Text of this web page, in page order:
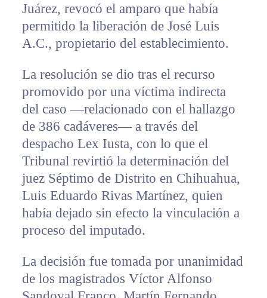
Juárez, revocó el amparo que había
permitido la liberación de José Luis
A.C., propietario del establecimiento.
La resolución se dio tras el recurso
promovido por una víctima indirecta
del caso —relacionado con el hallazgo
de 386 cadáveres— a través del
despacho Lex Iusta, con lo que el
Tribunal revirtió la determinación del
juez Séptimo de Distrito en Chihuahua,
Luis Eduardo Rivas Martínez, quien
había dejado sin efecto la vinculación a
proceso del imputado.
La decisión fue tomada por unanimidad
de los magistrados Víctor Alfonso